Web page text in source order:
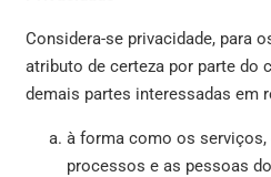
Considera-se privacidade, para
atributo de certeza por parte do
demais partes interessadas em
à forma como os
processos e as pessoas